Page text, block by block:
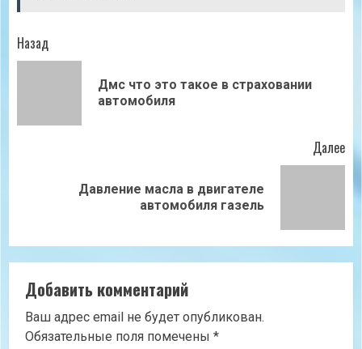
Продолжить
Назад
Дмс что это такое в страховании
автомобиля
Далее
СледующаяДавление масла в двигателе
автомобиля газель
Добавить комментарий
Ваш адрес email не будет опубликован.
Обязательные поля помечены *